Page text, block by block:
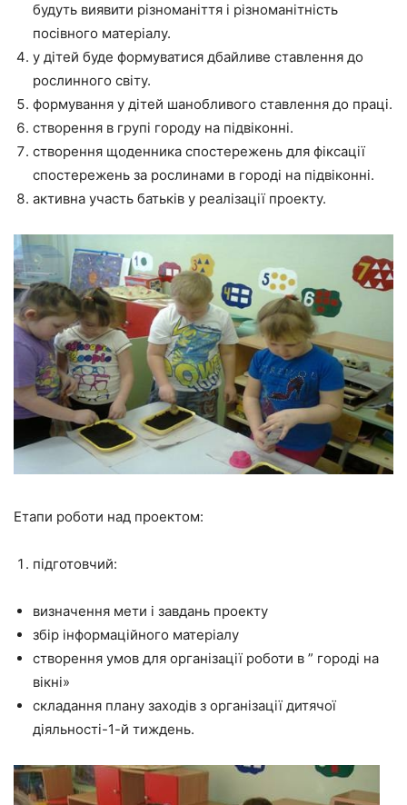
будуть виявити різноманіття і різноманітність
посівного матеріалу.
у дітей буде формуватися дбайливе ставлення до
рослинного світу.
формування у дітей шанобливого ставлення до праці.
створення в групі городу на підвіконні.
створення щоденника спостережень для фіксації
спостережень за рослинами в городі на підвіконні.
активна участь батьків у реалізації проекту.
Етапи роботи над проектом:
підготовчий:
визначення мети і завдань проекту
збір інформаційного матеріалу
створення умов для організації роботи в ” городі на
вікні»
складання плану заходів з організації дитячої
діяльності-1-й тиждень.